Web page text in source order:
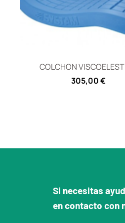
COLCHON
305,00€
Si necesitas
en contacto con